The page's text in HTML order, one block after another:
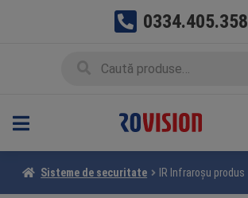
0334.405.358
Sisteme de securitate IR Infraroșu produs